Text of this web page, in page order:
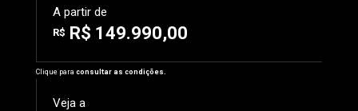
A partir de
R$ R$ 149.990,00
Clique para consultar as condições.
Veja a